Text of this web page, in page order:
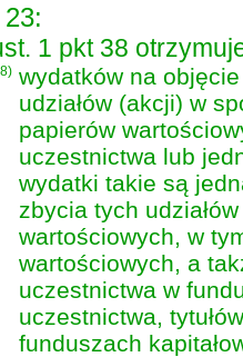
1 pkt 38
wydatków na objęcie
udziałów (akcji) w
papierów
uczestnictwa lub
wydatki takie są
zbycia tych
wartościowych, w
wartościowych, a
uczestnictwa w
uczestnictwa,
funduszach